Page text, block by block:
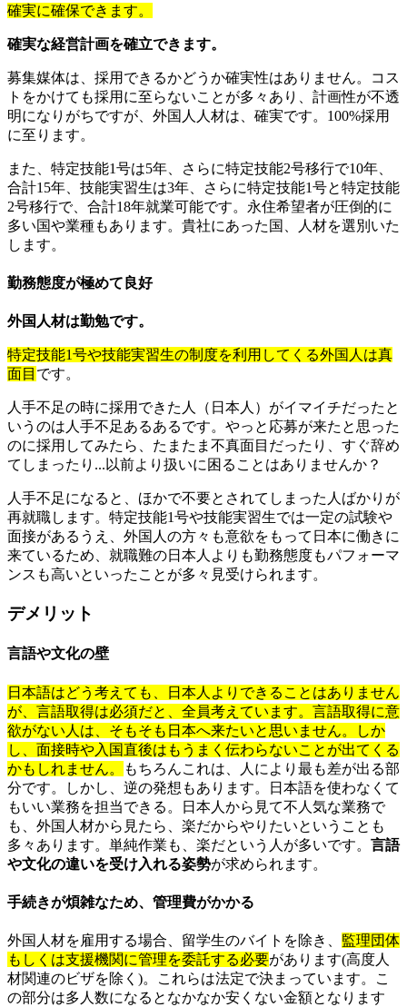
確実に確保できます。
確実な経営計画を確立できます。
募集媒体は、採用できるかどうか確実性はありません。コス
トをかけても採用に至らないことが多々あり、計画性が不透
明になりがちですが、外国人人材は、確実です。100%採用
に至ります。
また、特定技能1号は5年、さらに特定技能2号移行で10年、
合計15年、技能実習生は3年、さらに特定技能1号と特定技能
2号移行で、合計18年就業可能です。永住希望者が圧倒的に
多い国や業種もあります。貴社にあった国、人材を選別いた
します。
勤務態度が極めて良好
外国人材は勤勉です。
特定技能1号や技能実習生の制度を利用してくる外国人は真
面目 です。
人手不足の時に採用できた人（日本人）がイマイチだったと
いうのは人手不足あるあるです。やっと応募が来たと思った
のに採用してみたら、たまたま不真面目だったり、すぐ辞め
てしまったり...以前より扱いに困ることはありませんか？
人手不足になると、ほかで不要とされてしまった人ばかりが
再就職します。特定技能1号や技能実習生では一定の試験や
面接があるうえ、外国人の方々も意欲をもって日本に働きに
来ているため、就職難の日本人よりも勤務態度もパフォーマ
ンスも高いといったことが多々見受けられます。
デメリット
言語や文化の壁
日本語はどう考えても、日本人よりできることはありません
が、言語取得は必須だと、全員考えています。言語取得に意
欲がない人は、そもそも日本へ来たいと思いません。しか
し、面接時や入国直後はもうまく伝わらないことが出てくる
かもしれません。
もちろんこれは、人により最も差が出る部
分です。しかし、逆の発想もあります。日本語を使わなくて
もいい業務を担当できる。日本人から見て不人気な業務で
も、外国人材から見たら、楽だからやりたいということも
多々あります。単純作業も、楽だという人が多いです。 言語
や文化の違いを受け入れる姿勢が求められます。
手続きが煩雑なため、管理費がかかる
外国人材を雇用する場合、留学生のバイトを除き、 監理団体
もしくは支援機関に管理を委託する必要があります(高度人
材関連のビザを除く)。これらは法定で決まっています。こ
の部分は多人数になるとなかなか安くない金額となります